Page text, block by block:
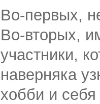
Во-первых,
Во-вторых,
участники,
наверняка
хобби и себя